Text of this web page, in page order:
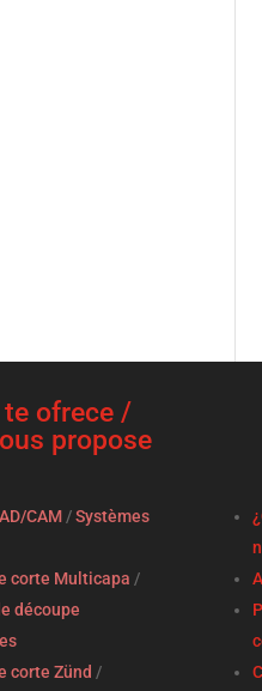
ofrece /
propose
CAM/Systèmes
corte Multicapa /
découpe
corte Zünd /